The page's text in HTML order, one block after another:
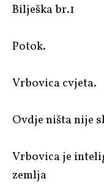
Bilješka br.1
Potok.
Vrbovica cvjeta.
Ovdje ništa nije
Vrbovica je
zemlja